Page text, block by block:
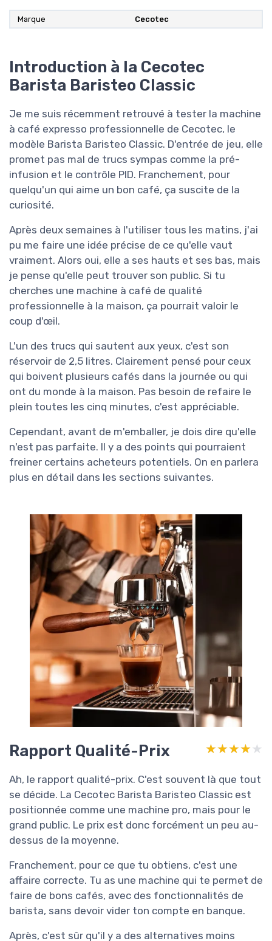
Marque ‎Cecotec
Introduction à la Cecotec
Barista Baristeo Classic
Je me suis récemment retrouvé à tester la machine
à café expresso professionnelle de Cecotec, le
modèle Barista Baristeo Classic. D'entrée de jeu, elle
promet pas mal de trucs sympas comme la pré-
infusion et le contrôle PID. Franchement, pour
quelqu'un qui aime un bon café, ça suscite de la
curiosité.
Après deux semaines à l'utiliser tous les matins, j'ai
pu me faire une idée précise de ce qu'elle vaut
vraiment. Alors oui, elle a ses hauts et ses bas, mais
je pense qu'elle peut trouver son public. Si tu
cherches une machine à café de qualité
professionnelle à la maison, ça pourrait valoir le
coup d'œil.
L'un des trucs qui sautent aux yeux, c'est son
réservoir de 2,5 litres. Clairement pensé pour ceux
qui boivent plusieurs cafés dans la journée ou qui
ont du monde à la maison. Pas besoin de refaire le
plein toutes les cinq minutes, c'est appréciable.
Cependant, avant de m'emballer, je dois dire qu'elle
n'est pas parfaite. Il y a des points qui pourraient
freiner certains acheteurs potentiels. On en parlera
plus en détail dans les sections suivantes.
Rapport Qualité-Prix ★★★★★
★★★★★
Ah, le rapport qualité-prix. C'est souvent là que tout
se décide. La Cecotec Barista Baristeo Classic est
positionnée comme une machine pro, mais pour le
grand public. Le prix est donc forcément un peu au-
dessus de la moyenne.
Franchement, pour ce que tu obtiens, c'est une
affaire correcte. Tu as une machine qui te permet de
faire de bons cafés, avec des fonctionnalités de
barista, sans devoir vider ton compte en banque.
Après, c'est sûr qu'il y a des alternatives moins